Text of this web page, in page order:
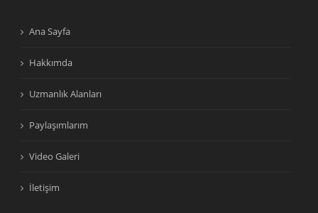
Ana Sayfa
Hakkımda
Uzmanlık Alanları
Paylaşımlarım
Video Galeri
İletişim